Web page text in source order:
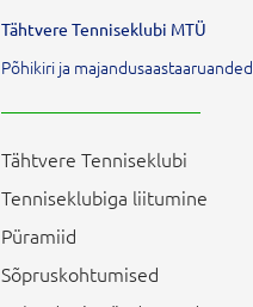
Tähtvere Tenniseklubi MTÜ
Põhikiri ja majandusaastaaruanded
Tähtvere Tenniseklubi
Tenniseklubiga liitumine
Püramiid
Sõpruskohtumised